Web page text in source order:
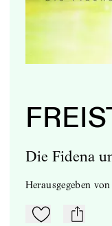
Die Fidena
herausgegeben von
Zu Mein-TdZ
mail